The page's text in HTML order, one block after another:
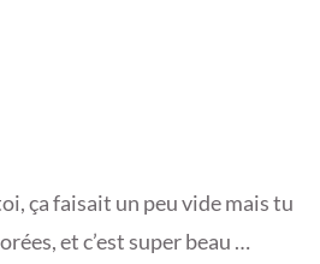
ça faisait un peu vide mais tu
et c’est super beau …